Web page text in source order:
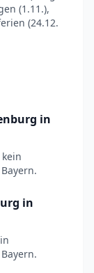
(1.11.),
(24.12.
in
in